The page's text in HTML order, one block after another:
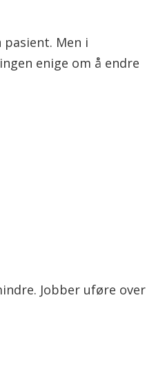
Men i
enige om å endre
Jobber uføre over